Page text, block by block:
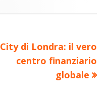
Nuovo
articolo:
City di Londra: il vero
centro finanziario
globale